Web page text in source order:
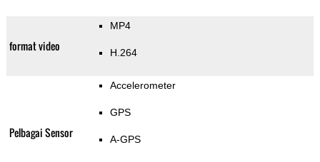
format video
MP4
H.264
Pelbagai Sensor
Accelerometer
GPS
A-GPS